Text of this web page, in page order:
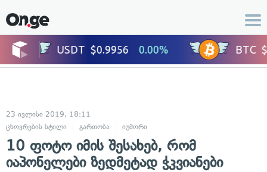
23 ივლისი 2019, 18:11
ცხოვრების სტილი
გართობა იუმორი
10 ფოტო იმის შესახებ, რომ
იაპონელები ზედმეტად ჭკვიანები